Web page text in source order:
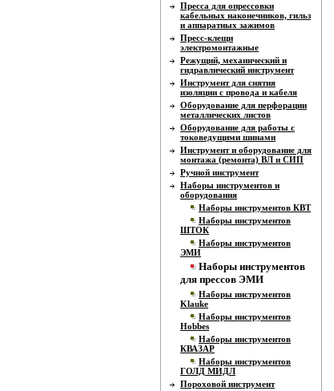
Пресса для опрессовки
кабельных наконечников, гильз
и аппаратных зажимов
Пресс-клещи
электромонтажные
Режущий, механический и
гидравлический инструмент
Инструмент для снятия
изоляции с провода и кабеля
Оборудование для перфорации
металлических листов
Оборудование для работы с
токоведущими шинами
Инструмент и оборудование для
монтажа (ремонта) ВЛ и СИП
Ручной инструмент
Наборы инструментов и
оборудования
Наборы инструментов КВТ
Наборы инструментов
ШТОК
Наборы инструментов
ЭМИ
Наборы инструментов
для прессов ЭМИ
Наборы инструментов
Klauke
Наборы инструментов
Hobbes
Наборы инструментов
КВАЗАР
Наборы инструментов
ГОЛД МИДЛ
Пороховой инструмент